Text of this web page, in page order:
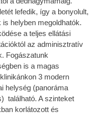
lefedik, így a bonyolult,
helyben megoldhatók.
a teljes ellátási
az adminisztratív
Fogászatunk
is a magas
3 modern
helység (panoráma
található. A szinteket
korlátozott és